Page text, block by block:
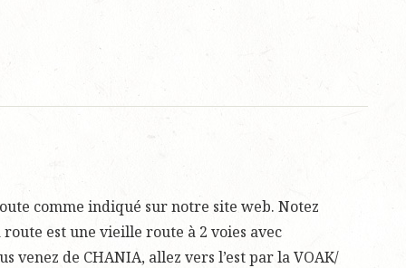
comme indiqué sur notre site web. Notez
est une vieille route à 2 voies avec
venez de CHANIA, allez vers l’est par la VOAK/